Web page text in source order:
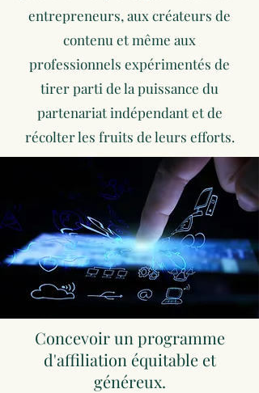
entrepreneurs, aux créateurs de
contenu et même aux
professionnels expérimentés de
tirer parti de la puissance du
partenariat indépendant et de
récolter les fruits de leurs efforts.
Concevoir un programme
d'affiliation équitable et
généreux.